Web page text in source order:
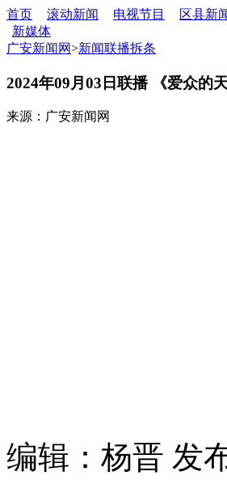
首页 滚动新闻 电视节目 区县新
新媒体
广安新闻网>新闻联播拆条
2024年09月03日联播 《爱众的
来源：广安新闻网
编辑：杨晋 发